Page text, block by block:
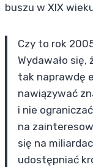
buszu w XIX
Czy to rok
Wydawało się,
tak naprawdę
nawiązywać
i nie
na
się na
udostępniać